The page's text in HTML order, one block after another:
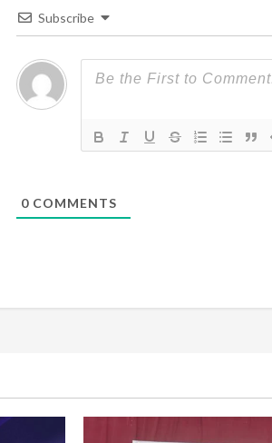
Subscribe
0 COMMENTS